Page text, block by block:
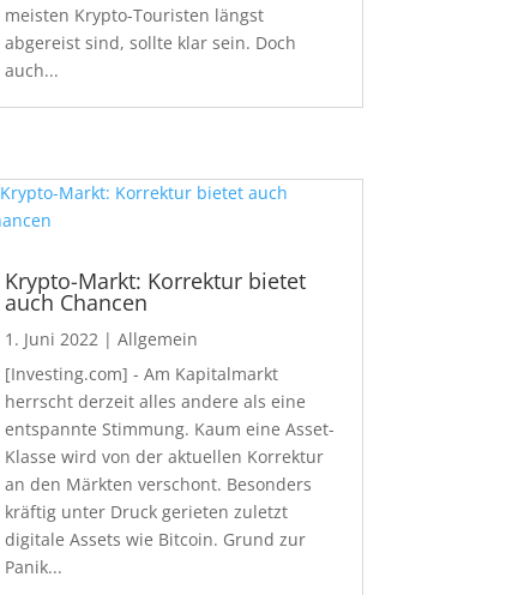
meisten Krypto-Touristen längst
abgereist sind, sollte klar sein. Doch
auch...
Krypto-Markt: Korrektur bietet
auch Chancen
1. Juni 2022| Allgemein
[Investing.com] - Am Kapitalmarkt
herrscht derzeit alles andere als eine
entspannte Stimmung. Kaum eine Asset-
Klasse wird von der aktuellen Korrektur
an den Märkten verschont. Besonders
kräftig unter Druck gerieten zuletzt
digitale Assets wie Bitcoin. Grund zur
Panik...